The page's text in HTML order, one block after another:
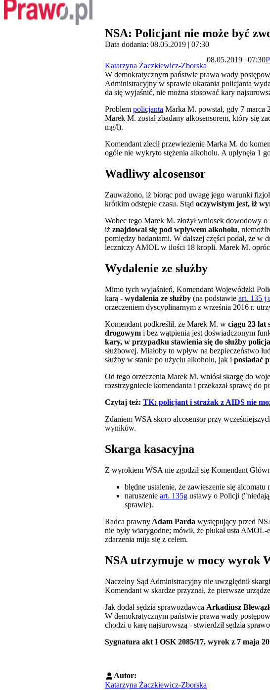
NSA: Policjant nie może być
Data dodania: 08.05.2019 | 07:30
Katarzyna Żaczkiewicz-Zborska
08.05.2019 | 07:30
W demokratycznym państwie prawa wady
Administracyjny w sprawie ukarania policjanta
da się wyjaśnić, nie można stosować kary
Problem policjanta Marka M. powstał, gdy 7 marca
Marek M. został zbadany alkosensorem, który się
mg/l).
Komendant zlecił przewiezienie Marka M. do
ogóle nie wykryto stężenia alkoholu. A upłynęła 1
Wadliwy alcosensor
Zauważono, iż biorąc pod uwagę jego warunki
krótkim odstępie czasu. Stąd oczywistym jest, iż
Wobec tego Marek M. złożył wniosek dowodowy
iż znajdował się pod wpływem alkoholu,
pomiędzy badaniami. W dalszej części podał, że w
leczniczy AMOL w ilości 18 kropli. Marek M.
Wydalenie ze służby
Mimo tych wyjaśnień, Komendant Wojewódzki
karą - wydalenia ze służby (na podstawie art. 135 j
orzeczeniem dyscyplinarnym z września 2016 r.
Komendant podkreślił, że Marek M. w ciągu 23 lat
drogowym i bez wątpienia jest doświadczonym
kary, w przypadku stawienia się do służby
służbowej. Miałoby to wpływ na bezpieczeństwo
służby w stanie po użyciu alkoholu, jak i posiadać
Od tego orzeczenia Marek M. wniósł skargę do
rozstrzygniecie komendanta i przekazał sprawę do
Czytaj też: TK: policjant i strażak z AIDS nie
Zdaniem WSA skoro alcosensor przy
wyników.
Skarga kasacyjna
Z wyrokiem WSA nie zgodził się Komendant
błędne ustalenie, że zawieszenie się
naruszenie art. 135g ustawy o Policji
sprawie).
Radca prawny Adam Parda występujący przed
nie były wiarygodne; mówił, że płukał usta
zdarzenia mija się z celem.
NSA utrzymuje w mocy wyrok
Naczelny Sąd Administracyjny nie uwzględnił
Komendant w skardze przyznał, że pierwsze
Jak dodał sędzia sprawozdawca Arkadiusz
W demokratycznym państwie prawa wady
chodzi o karę najsurowszą - stwierdził sędzia
Sygnatura akt I OSK 2085/17, wyrok z 7 maja
Autor:
Katarzyna Żaczkiewicz-Zborska